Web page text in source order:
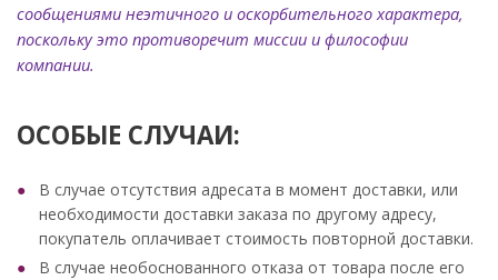
сообщениями неэтичного и оскорбительного характера,
поскольку это противоречит миссии и философии
компании.
ОСОБЫЕ СЛУЧАИ:
В случае отсутствия адресата в момент доставки, или
необходимости доставки заказа по другому адресу,
покупатель оплачивает стоимость повторной доставки.
В случае необоснованного отказа от товара после его